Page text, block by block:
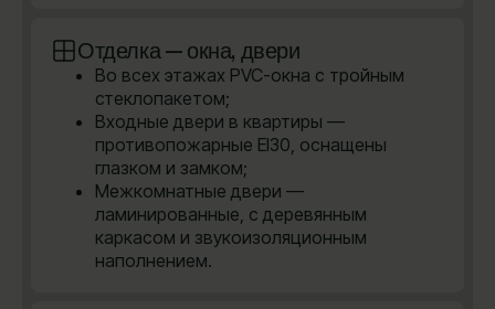
Отделка — окна, двери
Во всех этажах PVC-окна с тройным
стеклопакетом;
Входные двери в квартиры —
противопожарные EI30, оснащены
глазком и замком;
Межкомнатные двери —
ламинированные, с деревянным
каркасом и звукоизоляционным
наполнением.